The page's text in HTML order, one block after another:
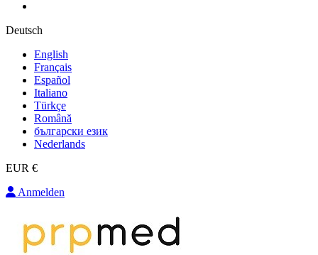
Deutsch
English
Français
Español
Italiano
Türkçe
Română
български език
Nederlands
EUR €
Anmelden